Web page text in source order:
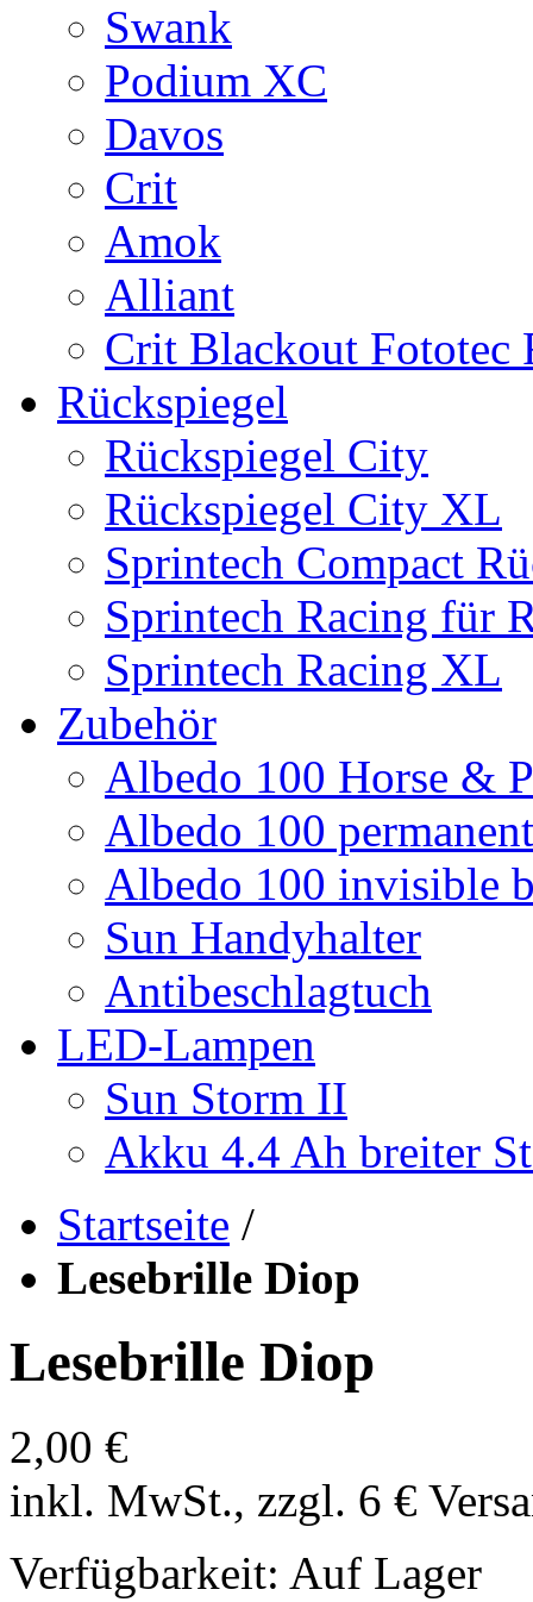
Swank
Podium XC
Davos
Crit
Amok
Alliant
Crit Blackout Fototec
Rückspiegel
Rückspiegel City
Rückspiegel City XL
Sprintech Compact
Sprintech Racing für
Sprintech Racing XL
Zubehör
Albedo 100 Horse &
Albedo 100
Albedo 100 invisible
Sun Handyhalter
Antibeschlagtuch
LED-Lampen
Sun Storm II
Akku 4.4 Ah breiter
Startseite /
Lesebrille Diop
Lesebrille Diop
2,00 €
inkl. MwSt., zzgl. 6 €
Verfügbarkeit: Auf Lager